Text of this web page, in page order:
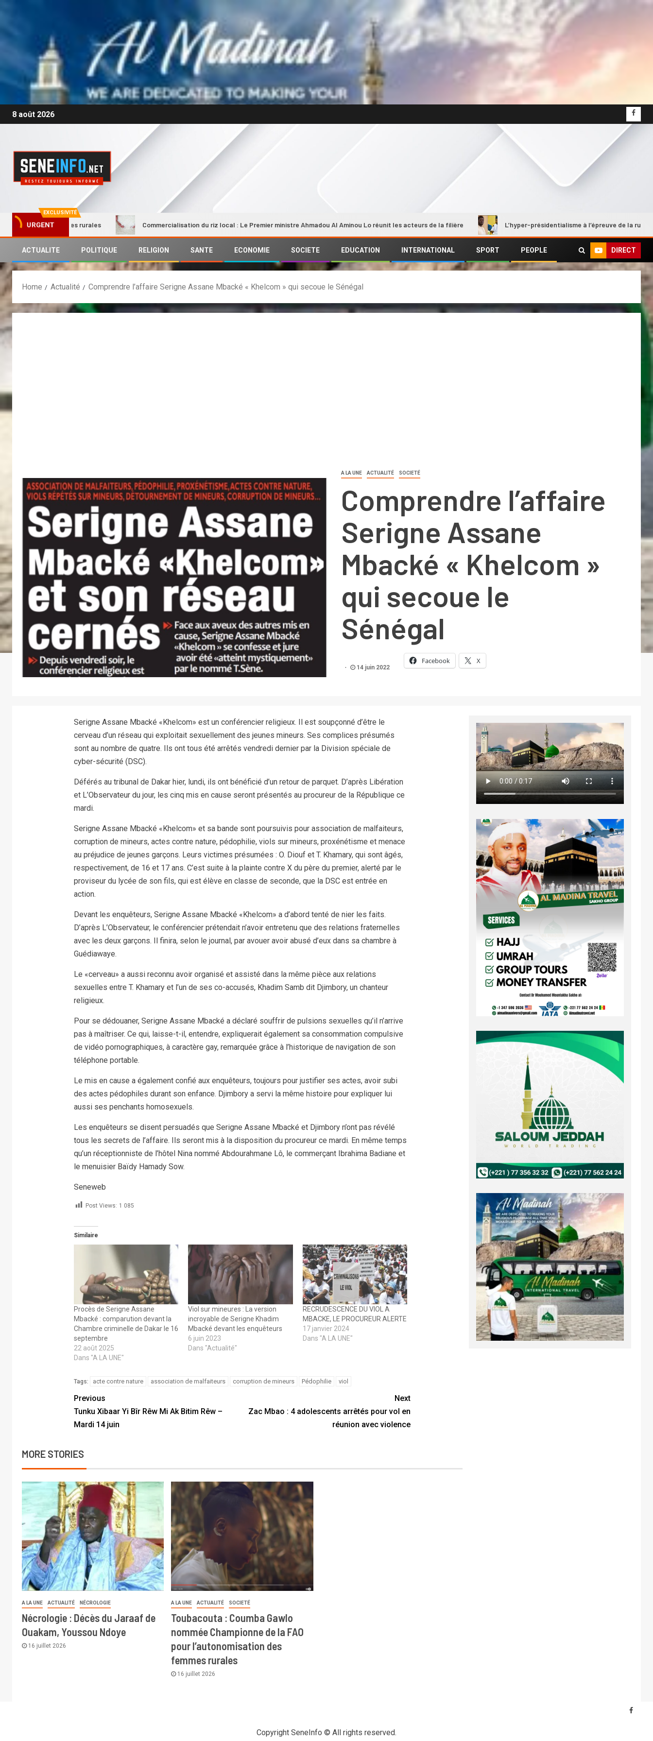
8 août 2026
EXCLUSIVITÉ
URGENT
des femmes rurales Commercialisation du riz local : Le Premier ministre Ahmadou Al Aminou Lo réunit les acteurs de la filière L’hyper-présidentialisme à l’épreuve de la rupture
ACTUALITE POLITIQUE RELIGION SANTE ECONOMIE SOCIETE EDUCATION INTERNATIONAL SPORT PEOPLE DIRECT
Home Actualité Comprendre l’affaire Serigne Assane Mbacké « Khelcom » qui secoue le Sénégal
A LA UNE ACTUALITÉ SOCIETÉ
Comprendre l’affaire
Serigne Assane
Mbacké « Khelcom »
qui secoue le
Sénégal
14 juin 2022
Facebook X
Serigne Assane Mbacké «Khelcom» est un conférencier religieux. Il est soupçonné d’être le
cerveau d’un réseau qui exploitait sexuellement des jeunes mineurs. Ses complices présumés
sont au nombre de quatre. Ils ont tous été arrêtés vendredi dernier par la Division spéciale de
cyber-sécurité (DSC).
Déférés au tribunal de Dakar hier, lundi, ils ont bénéficié d’un retour de parquet. D’après Libération
et L’Observateur du jour, les cinq mis en cause seront présentés au procureur de la République ce
mardi.
Serigne Assane Mbacké «Khelcom» et sa bande sont poursuivis pour association de malfaiteurs,
corruption de mineurs, actes contre nature, pédophilie, viols sur mineurs, proxénétisme et menace
au préjudice de jeunes garçons. Leurs victimes présumées : O. Diouf et T. Khamary, qui sont âgés,
respectivement, de 16 et 17 ans. C’est suite à la plainte contre X du père du premier, alerté par le
proviseur du lycée de son fils, qui est élève en classe de seconde, que la DSC est entrée en
action.
Devant les enquêteurs, Serigne Assane Mbacké «Khelcom» a d’abord tenté de nier les faits.
D’après L’Observateur, le conférencier prétendait n’avoir entretenu que des relations fraternelles
avec les deux garçons. Il finira, selon le journal, par avouer avoir abusé d’eux dans sa chambre à
Guédiawaye.
Le «cerveau» a aussi reconnu avoir organisé et assisté dans la même pièce aux relations
sexuelles entre T. Khamary et l’un de ses co-accusés, Khadim Samb dit Djimbory, un chanteur
religieux.
Pour se dédouaner, Serigne Assane Mbacké a déclaré souffrir de pulsions sexuelles qu’il n’arrive
pas à maîtriser. Ce qui, laisse-t-il, entendre, expliquerait également sa consommation compulsive
de vidéo pornographiques, à caractère gay, remarquée grâce à l’historique de navigation de son
téléphone portable.
Le mis en cause a également confié aux enquêteurs, toujours pour justifier ses actes, avoir subi
des actes pédophiles durant son enfance. Djimbory a servi la même histoire pour expliquer lui
aussi ses penchants homosexuels.
Les enquêteurs se disent persuadés que Serigne Assane Mbacké et Djimbory n’ont pas révélé
tous les secrets de l’affaire. Ils seront mis à la disposition du procureur ce mardi. En même temps
qu’un réceptionniste de l’hôtel Nina nommé Abdourahmane Lô, le commerçant Ibrahima Badiane et
le menuisier Baïdy Hamady Sow.
Seneweb
Post Views: 1 085
Similaire
Procès de Serigne Assane
Mbacké : comparution devant la
Chambre criminelle de Dakar le 16
septembre
22 août 2025
Dans "A LA UNE"
Viol sur mineures : La version
incroyable de Serigne Khadim
Mbacké devant les enquêteurs
6 juin 2023
Dans "Actualité"
RECRUDESCENCE DU VIOL A
MBACKE, LE PROCUREUR ALERTE
17 janvier 2024
Dans "A LA UNE"
Tags: acte contre nature association de malfaiteurs corruption de mineurs Pédophilie viol
Previous
Tunku Xibaar Yi Bîr Rêw Mi Ak Bitim Rêw –
Mardi 14 juin
Next
Zac Mbao : 4 adolescents arrêtés pour vol en
réunion avec violence
MORE STORIES
A LA UNE ACTUALITÉ NÉCROLOGIE
Nécrologie : Décès du Jaraaf de
Ouakam, Youssou Ndoye
16 juillet 2026
A LA UNE ACTUALITÉ SOCIETÉ
Toubacouta : Coumba Gawlo
nommée Championne de la FAO
pour l’autonomisation des
femmes rurales
16 juillet 2026
Copyright SeneInfo © All rights reserved.